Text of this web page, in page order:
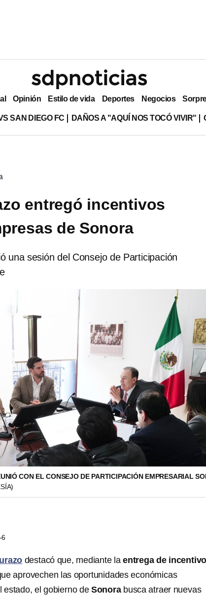
Opinión Estilo de vida Deportes Negocios
SAN DIEGO FC DAÑOS A "AQUÍ NOS TOCÓ VIVIR"
entregó incentivos
de Sonora
una sesión del Consejo de Participación
CON EL CONSEJO DE PARTICIPACIÓN EMPRESARIAL
6
destacó que, mediante laentrega de
aprovechen las oportunidades económicas
estado, el gobierno deSonorabusca atraer nuevas